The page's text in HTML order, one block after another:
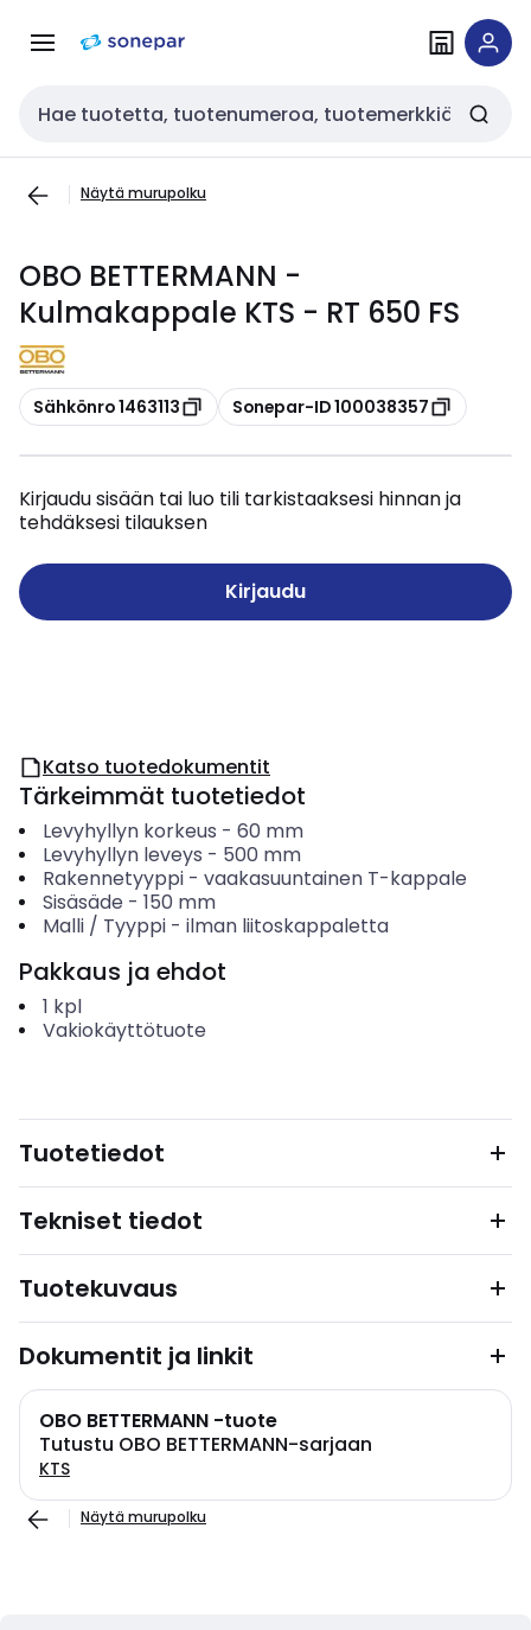
navigointiinsisältöön
Haku
Näytä murupolku
OBO BETTERMANN -
Kulmakappale KTS - RT 650 FS
Kopioi
Sähkönro 1463113 Kopioi
Sonepar-ID 100038357
Kirjaudu sisään tai luo tili tarkistaaksesi hinnan ja
tehdäksesi tilauksen
Kirjaudu
Katso tuotedokumentit
Tärkeimmät tuotetiedot
Levyhyllyn korkeus - 60 mm
Levyhyllyn leveys - 500 mm
Rakennetyyppi- vaakasuuntainen T-kappale
Sisäsäde - 150 mm
Malli / Tyyppi- ilman liitoskappaletta
Pakkaus ja ehdot
1 kpl
Vakiokäyttötuote
Tuotetiedot
Tekniset tiedot
Tuotekuvaus
Dokumentit ja linkit
OBO BETTERMANN -tuote
Tutustu OBO BETTERMANN-sarjaan
KTS
Näytä murupolku